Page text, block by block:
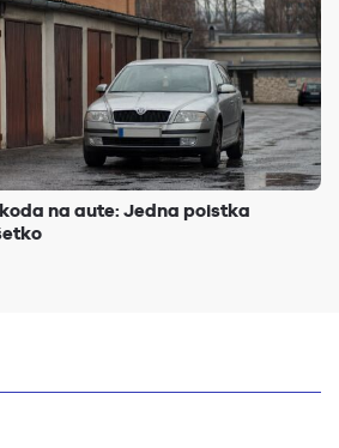
na aute: Jedna poistka